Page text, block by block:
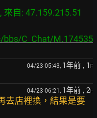
自: 47.159.215.51
C_Chat/M.174535
04/23 05:43, 1年前 , 1 F
04/23 06:21, 1年前 , 2F
去店裡換，結果是要